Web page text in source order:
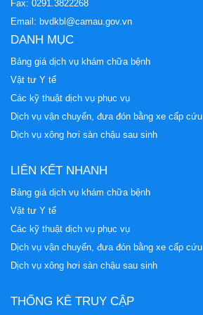
Fax: 0291.3822268
Email: bvdkbl@camau.gov.vn
DANH MỤC
Bảng giá dịch vụ khám chữa bệnh
Vật tư Y tế
Các kỹ thuật dịch vụ phục vụ
Dịch vụ vận chuyển, đưa đón bằng xe cấp cứu
Dịch vụ xông hơi sàn chậu sau sinh
LIÊN KẾT NHANH
Bảng giá dịch vụ khám chữa bệnh
Vật tư Y tế
Các kỹ thuật dịch vụ phục vụ
Dịch vụ vận chuyển, đưa đón bằng xe cấp cứu
Dịch vụ xông hơi sàn chậu sau sinh
THỐNG KÊ TRUY CẬP